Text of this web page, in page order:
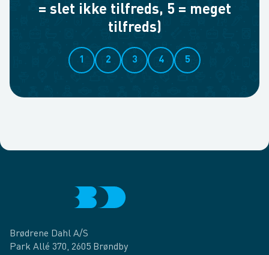
= slet ikke tilfreds, 5 = meget
tilfreds)
1 2 3 4 5
Brødrene Dahl A/S
Park Allé 370, 2605 Brøndby